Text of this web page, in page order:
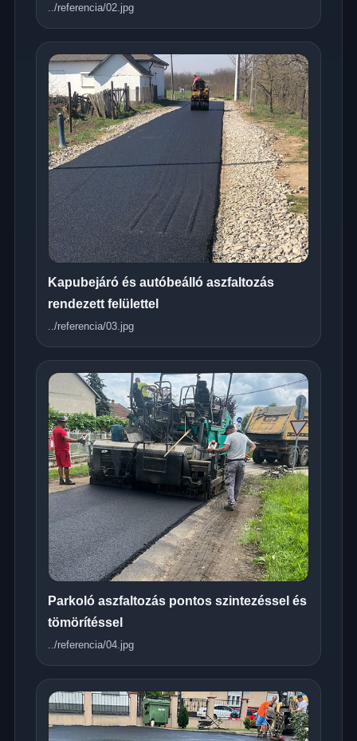
../referencia/02.jpg
Kapubejáró és autóbeálló aszfaltozás
rendezett felülettel
../referencia/03.jpg
Parkoló aszfaltozás pontos szintezéssel és
tömörítéssel
../referencia/04.jpg